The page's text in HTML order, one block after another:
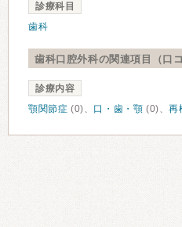
診療科目
歯科
歯科口腔外科の関連項目（口コ
診療内容
顎関節症 (0)、 口・歯・顎 (0)、再